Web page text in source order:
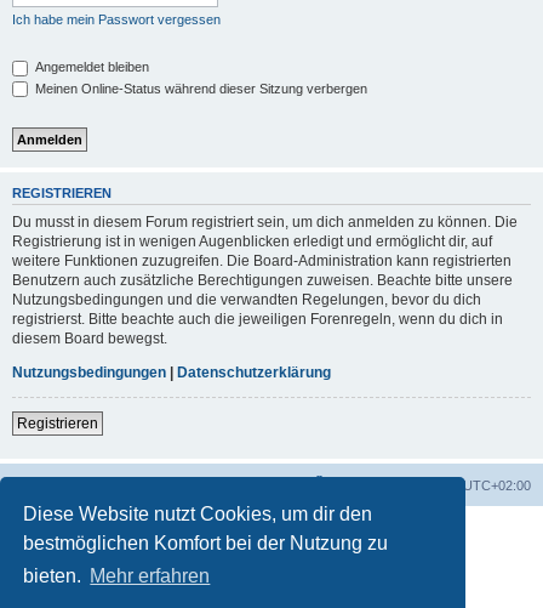
Diese Website nutzt Cookies, um dir den
bestmöglichen Komfort bei der Nutzung zu
bieten. Mehr erfahren
Ich habe mein Passwort vergessen
Angemeldet bleiben
Meinen Online-Status während dieser Sitzung verbergen
REGISTRIEREN
Du musst in diesem Forum registriert sein, um dich anmelden zu können. Die
Registrierung ist in wenigen Augenblicken erledigt und ermöglicht dir, auf
weitere Funktionen zuzugreifen. Die Board-Administration kann registrierten
Benutzern auch zusätzliche Berechtigungen zuweisen. Beachte bitte unsere
Nutzungsbedingungen und die verwandten Regelungen, bevor du dich
registrierst. Bitte beachte auch die jeweiligen Forenregeln, wenn du dich in
diesem Board bewegst.
Nutzungsbedingungen | Datenschutzerklärung
Registrieren
UTC+02:00